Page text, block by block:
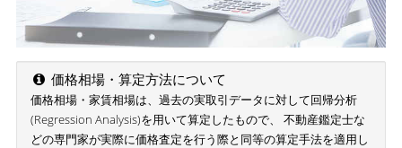
価格相場・算定方法について
価格相場・家賃相場は、過去の実取引データに対して回帰分析
(Regression Analysis)を用いて算定したもので、 不動産鑑定士な
どの専門家が実際に価格査定を行う際と同等の算定手法を適用し